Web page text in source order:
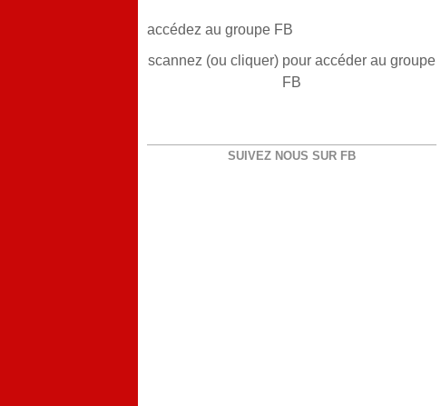
accédez au groupe FB
scannez (ou cliquer) pour accéder au groupe
FB
SUIVEZ NOUS SUR FB